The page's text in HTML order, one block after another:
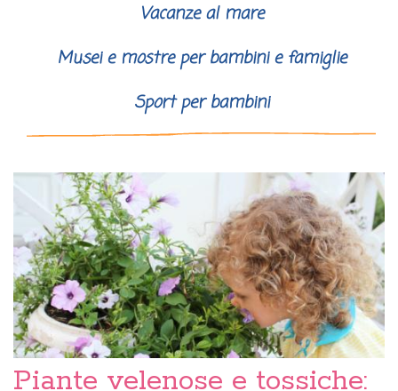
Vacanze al mare
Musei e mostre per bambini e famiglie
Sport per bambini
Piante velenose e tossiche: